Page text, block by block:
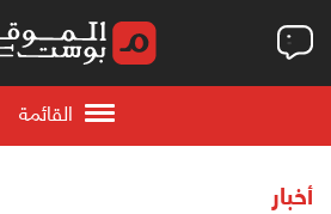
القائمة
أخبار